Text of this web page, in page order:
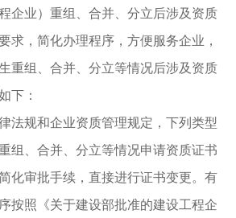
企业）重组、合并、分立后涉及资质
求，简化办理程序，方便服务企业，
重组、合并、分立等情况后涉及资质
下：
规和企业资质管理规定，下列类型
组、合并、分立等情况申请资质证书
化审批手续，直接进行证书变更。有
按照《关于建设部批准的建设工程企